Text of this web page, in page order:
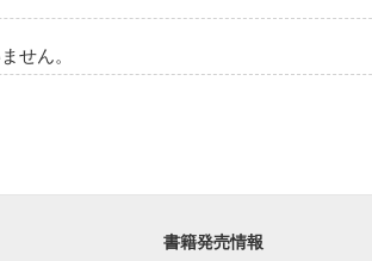
せん。
書籍発売情報